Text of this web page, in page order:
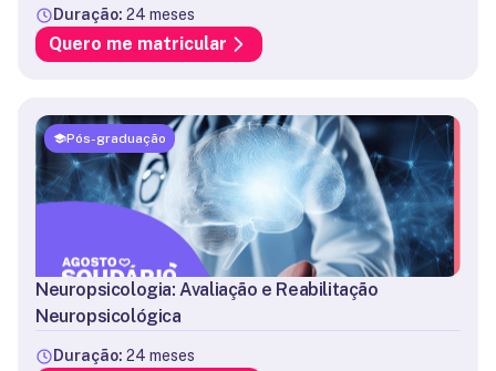
Duração: 24 meses
Quero me matricular
Pós-graduação
Neuropsicologia: Avaliação e Reabilitação
Neuropsicológica
Duração: 24 meses